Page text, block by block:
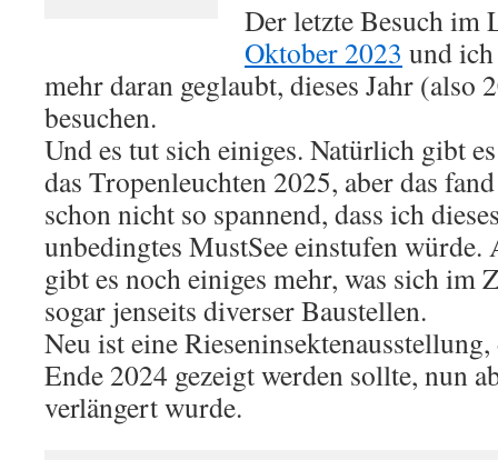
Der letzte Besuch im
Oktober 2023 und
mehr daran geglaubt, dieses Jahr (also
besuchen.
Und es tut sich einiges. Natürlich gibt
das Tropenleuchten 2025, aber das
schon nicht so spannend, dass ich
unbedingtes MustSee einstufen würde.
gibt es noch einiges mehr, was sich im
sogar jenseits diverser Baustellen.
Neu ist eine
Ende 2024 gezeigt werden sollte, nun
verlängert wurde.